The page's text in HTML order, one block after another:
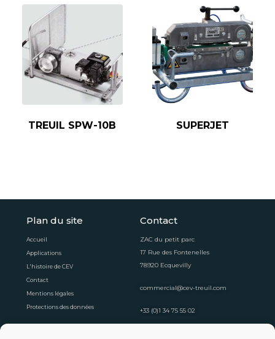
TREUIL SPW-10B SUPERJET
Plan du site
Accueil
Applications
L'histoire de CEV
Contact
Mentions légales
Protections des données
Contact
ZAC du petit parc
17 Rue des Fontenelles
78920 Ecquevilly
commercial@cev-treuil.com
+33 (0)1 34 75 55 02